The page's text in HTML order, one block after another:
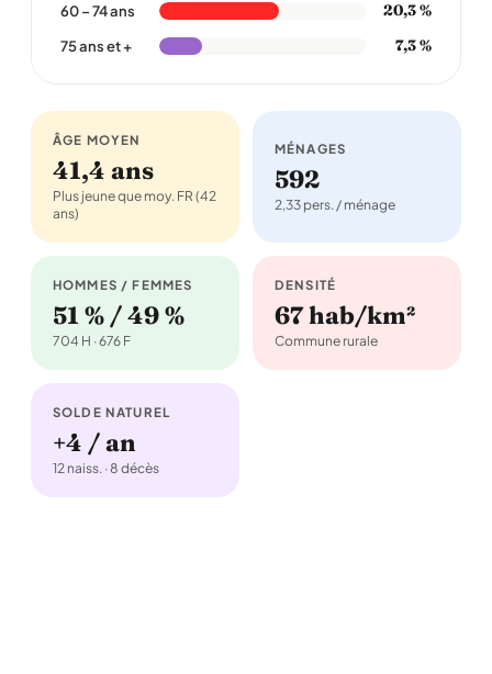
60 – 74 ans 20,3 %
75 ans et + 7,3 %
ÂGE MOYEN
41,4 ans
Plus jeune que moy. FR (42
ans)
MÉNAGES
592
2,33 pers. / ménage
HOMMES / FEMMES
51 % / 49 %
704 H · 676 F
DENSITÉ
67 hab/km²
Commune rurale
SOLDE NATUREL
+4 / an
12 naiss. · 8 décès